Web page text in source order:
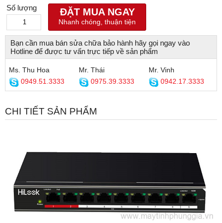
Số lượng ĐẶT MUA NGAY
Nhanh chóng, thuận tiện
Bạn cần mua bán sửa chữa bảo hành hãy gọi ngay vào
Hotline để được tư vấn trực tiếp về sản phẩm
Ms. Thu Hoa
0949.51.3333
Mr. Thái
0975.39.3333
Mr. Vinh
0942.17.3333
CHI TIẾT SẢN PHẨM